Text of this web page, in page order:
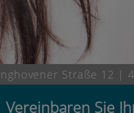
Straße 12 |
Vereinbaren Sie